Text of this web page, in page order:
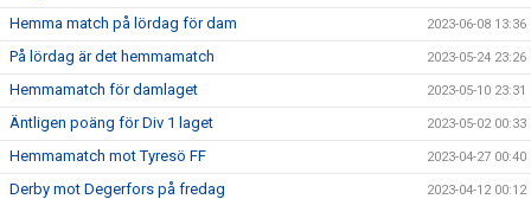
Hemma match på lördag för dam 2023-06-08 13:36
På lördag är det hemmamatch 2023-05-24 23:26
Hemmamatch för damlaget 2023-05-10 23:31
Äntligen poäng för Div 1 laget 2023-05-02 00:33
Hemmamatch mot Tyresö FF 2023-04-27 00:40
Derby mot Degerfors på fredag 2023-04-12 00:12